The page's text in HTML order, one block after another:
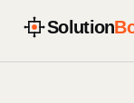
Solution